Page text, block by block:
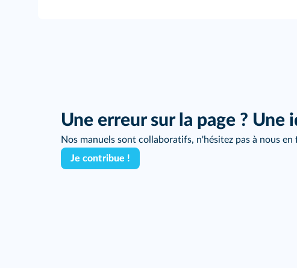
Une erreur sur la page ? Une
Nos manuels sont collaboratifs, n'hésitez pas à nous en
Je contribue !